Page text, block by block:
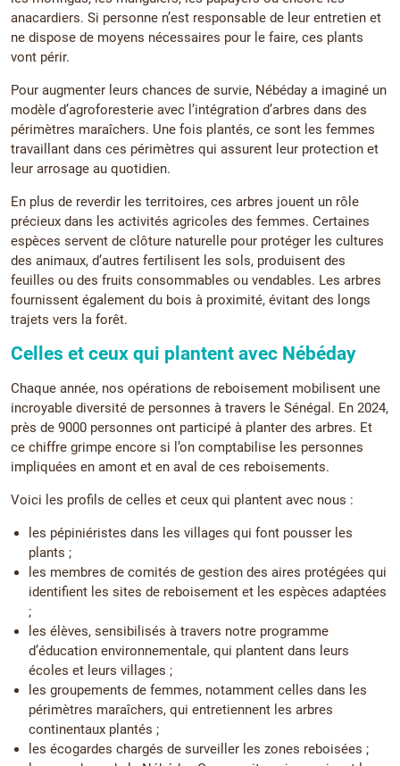
anacardiers. Si personne n’est responsable de leur entretien et
ne dispose de moyens nécessaires pour le faire, ces plants
vont périr.
Pour augmenter leurs chances de survie, Nébéday a imaginé un
modèle d’agroforesterie avec l’intégration d’arbres dans des
périmètres maraîchers. Une fois plantés, ce sont les femmes
travaillant dans ces périmètres qui assurent leur protection et
leur arrosage au quotidien.
En plus de reverdir les territoires, ces arbres jouent un rôle
précieux dans les activités agricoles des femmes. Certaines
espèces servent de clôture naturelle pour protéger les cultures
des animaux, d’autres fertilisent les sols, produisent des
feuilles ou des fruits consommables ou vendables. Les arbres
fournissent également du bois à proximité, évitant des longs
trajets vers la forêt.
Celles et ceux qui plantent avec Nébéday
Chaque année, nos opérations de reboisement mobilisent une
incroyable diversité de personnes à travers le Sénégal. En 2024,
près de 9000 personnes ont participé à planter des arbres. Et
ce chiffre grimpe encore si l’on comptabilise les personnes
impliquées en amont et en aval de ces reboisements.
Voici les profils de celles et ceux qui plantent avec nous :
les pépiniéristes dans les villages qui font pousser les
plants ;
les membres de comités de gestion des aires protégées qui
identifient les sites de reboisement et les espèces adaptées
;
les élèves, sensibilisés à travers notre programme
d’éducation environnementale, qui plantent dans leurs
écoles et leurs villages ;
les groupements de femmes, notamment celles dans les
périmètres maraîchers, qui entretiennent les arbres
continentaux plantés ;
les écogardes chargés de surveiller les zones reboisées ;